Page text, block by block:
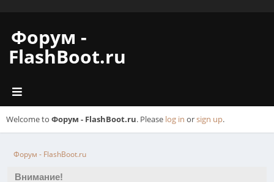
Форум -
FlashBoot.ru
Welcome to Форум - FlashBoot.ru. Please log in orsign up.
Форум - FlashBoot.ru
Внимание!